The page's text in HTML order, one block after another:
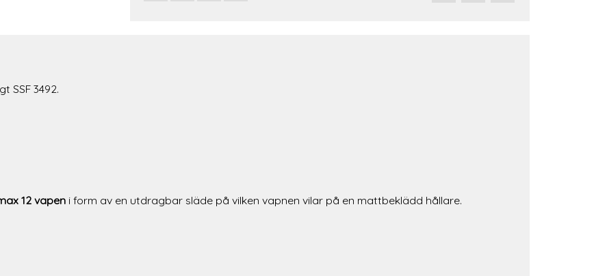
SSF 3492.
12 vapeni form av en utdragbar släde på vilken vapnen vilar på en mattbeklädd hållare.